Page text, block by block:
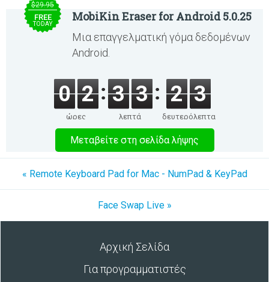
$29.95
FREE
TODAY
MobiKin Eraser for Android 5.0.25
Μια επαγγελματική γόμα δεδομένων
Android.
0 2
ώρες
3 3
λεπτά
2 3
δευτερόλεπτα
Μεταβείτε στη σελίδα λήψης
« Remote Keyboard Pad for Mac - NumPad & KeyPad
Face Swap Live »
Αρχική Σελίδα
Για προγραμματιστές